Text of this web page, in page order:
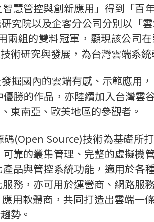
慧管控與創新應用」得到「百
究院以及企客分公司分別以「
兩組的雙料冠軍，顯現該公司
術研究與發展，為台灣雲端系
掘國內的雲端有感、示範應用
勝的作品，亦陸續加入台灣雲
東南亞、歐美地區的參觀者。
(Open Source)技術為基礎所
靠的叢集管理、完整的虛擬機
品與管控系統功能，適用於各
務，亦可用於運營商、網路
用軟體商，共同打造出雲端一
勢。